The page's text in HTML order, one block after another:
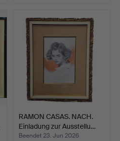
RAMON CASAS. NACH.
Einladung zur Ausstellu…
Beendet 23. Jun 2026